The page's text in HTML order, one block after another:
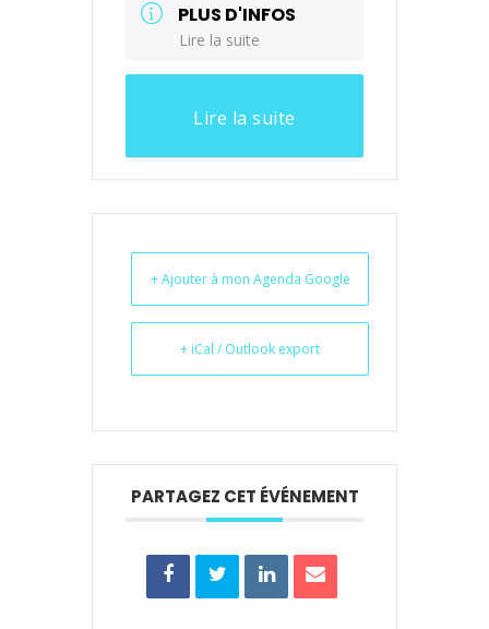
PLUS D'INFOS
Lire la suite
Lire la suite
+ Ajouter à mon Agenda Google
+ iCal / Outlook export
PARTAGEZ CET ÉVÉNEMENT